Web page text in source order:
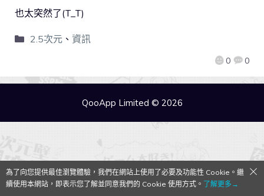
0 0
也太突然了(T_T)
2.5次元、 資訊
QooApp Limited © 2026
為了向您提供最佳瀏覽體驗，我們在網站上使用了必要及功能性 Cookie。繼
續使用本網站，即表示您了解並同意我們的 Cookie 使用方式。 了解更多→